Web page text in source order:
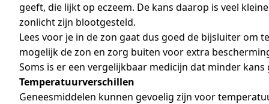
geeft, die lijkt op eczeem. De kans daarop is veel
zonlicht zijn blootgesteld.
Lees voor je in de zon gaat dus goed de bijsluiter om
mogelijk de zon en zorg buiten voor extra
Soms is er een vergelijkbaar medicijn dat minder
Temperatuurverschillen
Geneesmiddelen kunnen gevoelig zijn voor